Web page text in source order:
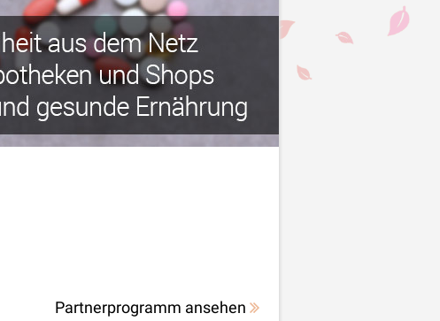
Partnerprogramm ansehen